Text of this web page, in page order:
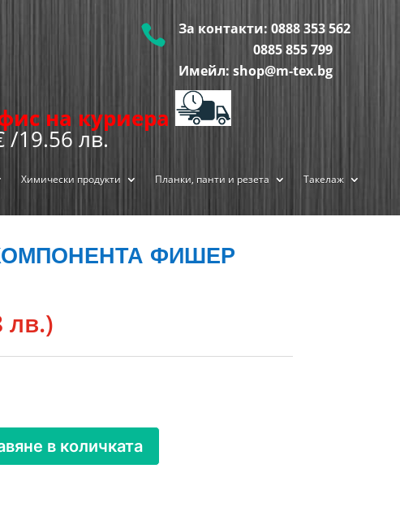
 За контакти:0888 353 562
0885 855799
Имейл: shop@m-tex.bg
на куриера
/19.56 лв.
Химически продукти Планки, панти и резета Такелаж
ФИШЕР
лв.)
в количката